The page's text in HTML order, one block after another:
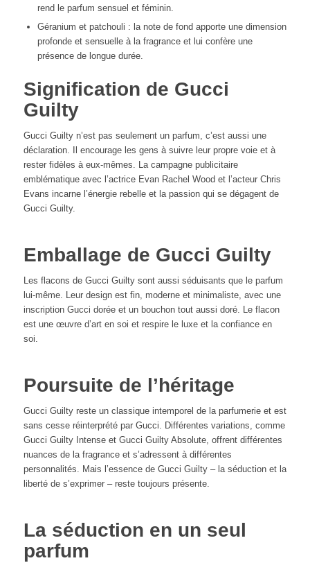
rend le parfum sensuel et féminin.
Géranium et patchouli : la note de fond apporte une dimension
profonde et sensuelle à la fragrance et lui confère une
présence de longue durée.
Signification de Gucci
Guilty
Gucci Guilty n’est pas seulement un parfum, c’est aussi une
déclaration. Il encourage les gens à suivre leur propre voie et à
rester fidèles à eux-mêmes. La campagne publicitaire
emblématique avec l’actrice Evan Rachel Wood et l’acteur Chris
Evans incarne l’énergie rebelle et la passion qui se dégagent de
Gucci Guilty.
Emballage de Gucci Guilty
Les flacons de Gucci Guilty sont aussi séduisants que le parfum
lui-même. Leur design est fin, moderne et minimaliste, avec une
inscription Gucci dorée et un bouchon tout aussi doré. Le flacon
est une œuvre d’art en soi et respire le luxe et la confiance en
soi.
Poursuite de l’héritage
Gucci Guilty reste un classique intemporel de la parfumerie et est
sans cesse réinterprété par Gucci. Différentes variations, comme
Gucci Guilty Intense et Gucci Guilty Absolute, offrent différentes
nuances de la fragrance et s’adressent à différentes
personnalités. Mais l’essence de Gucci Guilty – la séduction et la
liberté de s’exprimer – reste toujours présente.
La séduction en un seul
parfum